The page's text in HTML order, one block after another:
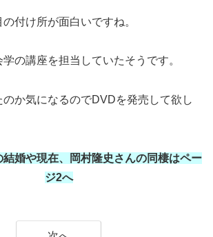
付け所が面白いですね。
の講座を担当していたそうです。
のか気になるのでDVDを発売して欲し
婚や現在、岡村隆史さんの同棲はペー
ジ2へ